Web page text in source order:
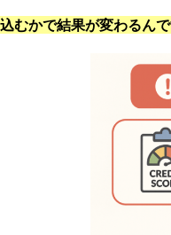
むかで結果が変わるんで